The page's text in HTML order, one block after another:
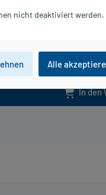
In den
nicht deaktiviert werden.
Alle